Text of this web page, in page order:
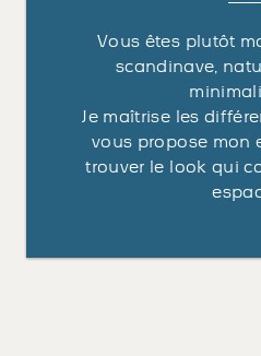
Vous êtes plutôt
scandinave,
Je maîtrise les
vous propose mon
trouver le look qui